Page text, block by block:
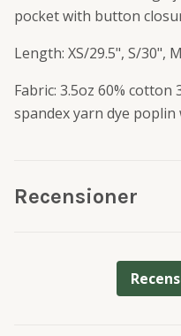
pocket with button
Length: XS/29.5", S/30",
Fabric: 3.5oz 60% cotton
spandex yarn dye poplin
Recensioner